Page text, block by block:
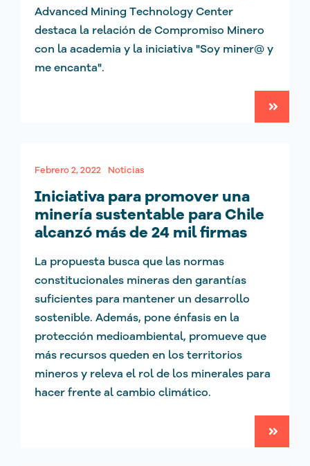
Advanced Mining Technology Center
destaca la relación de Compromiso Minero
con la academia y la iniciativa "Soy miner@ y
me encanta".
Febrero 2, 2022 Noticias
Iniciativa para promover una
minería sustentable para Chile
alcanzó más de 24 mil firmas
La propuesta busca que las normas
constitucionales mineras den garantías
suficientes para mantener un desarrollo
sostenible. Además, pone énfasis en la
protección medioambiental, promueve que
más recursos queden en los territorios
mineros y releva el rol de los minerales para
hacer frente al cambio climático.